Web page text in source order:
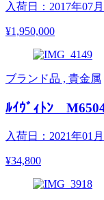
入荷日：2017年07
¥1,950,000
ブランド品 , 貴金属
ﾙｲｳﾞｨﾄﾝ
入荷日：2021年01月
¥34,800